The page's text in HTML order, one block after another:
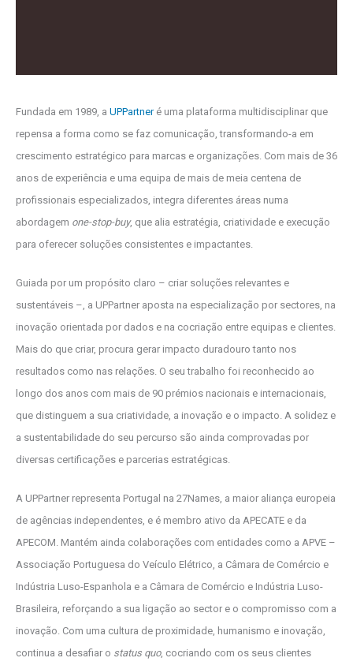
Fundada em 1989, a UPPartneré uma plataforma multidisciplinar que
repensa a forma como se faz comunicação, transformando-a em
crescimento estratégico para marcas e organizações. Com mais de 36
anos de experiência e uma equipa de mais de meia centena de
profissionais especializados, integra diferentes áreas numa
abordagem one-stop-buy, que alia estratégia, criatividade e execução
para oferecer soluções consistentes e impactantes.
Guiada por um propósito claro – criar soluções relevantes e
sustentáveis –, a UPPartner aposta na especialização por sectores, na
inovação orientada por dados e na cocriação entre equipas e clientes.
Mais do que criar, procura gerar impacto duradouro tanto nos
resultados como nas relações. O seu trabalho foi reconhecido ao
longo dos anos com mais de 90 prémios nacionais e internacionais,
que distinguem a sua criatividade, a inovação e o impacto. A solidez e
a sustentabilidade do seu percurso são ainda comprovadas por
diversas certificações e parcerias estratégicas.
A UPPartner representa Portugal na 27Names, a maior aliança europeia
de agências independentes, e é membro ativo da APECATE e da
APECOM. Mantém ainda colaborações com entidades como a APVE –
Associação Portuguesa do Veículo Elétrico, a Câmara de Comércio e
Indústria Luso-Espanhola e a Câmara de Comércio e Indústria Luso-
Brasileira, reforçando a sua ligação ao sector e o compromisso com a
inovação. Com uma cultura de proximidade, humanismo e inovação,
continua a desafiar o status quo, cocriando com os seus clientes